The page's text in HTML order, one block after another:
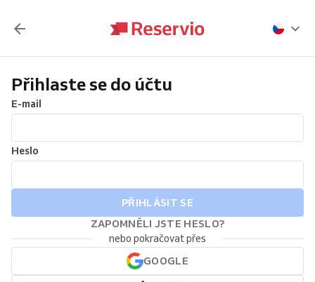
Přihlaste se do účtu
E-mail
Heslo
PŘIHLÁSIT SE
ZAPOMNĚLI JSTE HESLO?
nebo pokračovat přes
GOOGLE